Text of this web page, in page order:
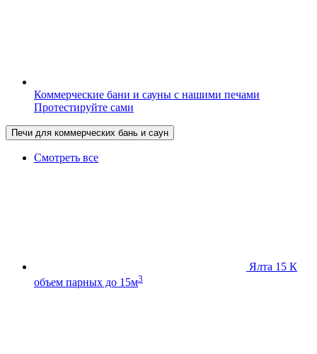
Коммерческие бани и сауны с нашими печами
Протестируйте сами
Печи для коммерческих бань и саун
Смотреть все
Ялта 15 К
объем парных до 15м3